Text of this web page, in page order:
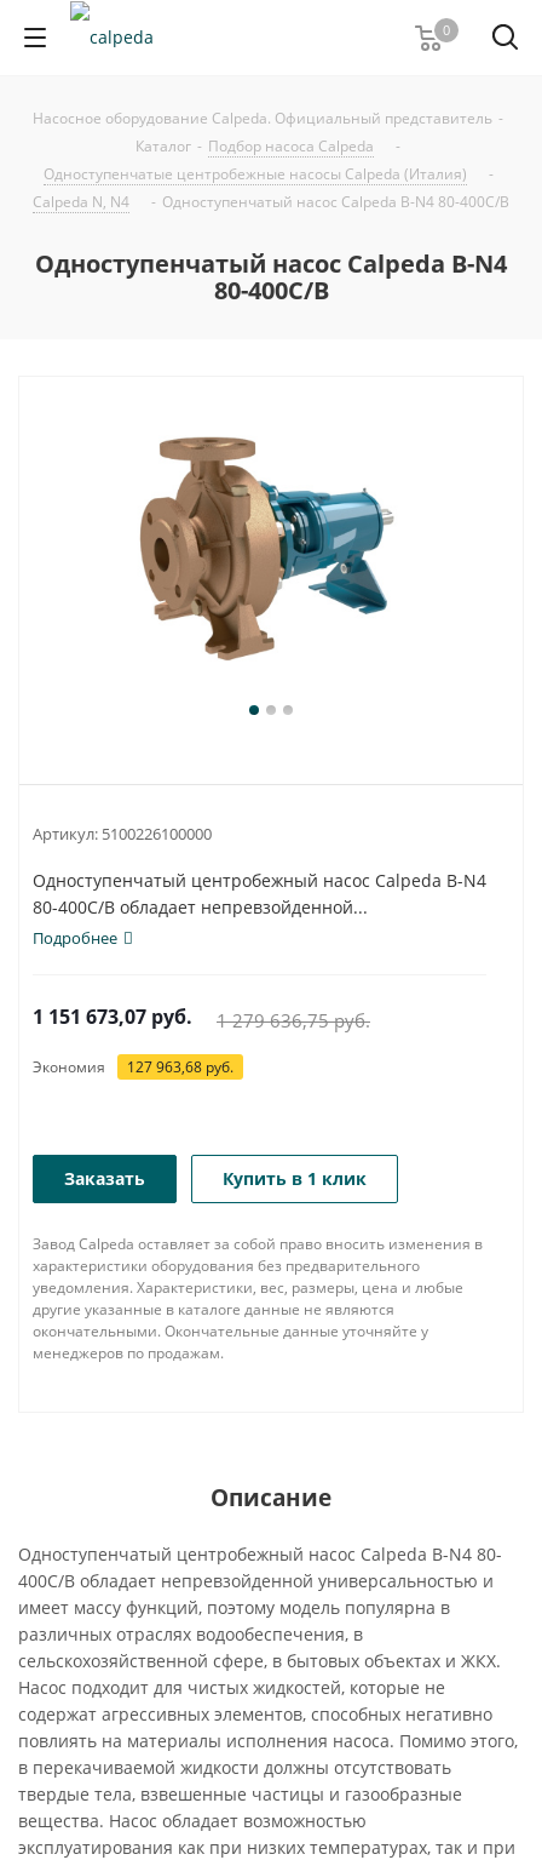
0
Насосное оборудование Calpeda. Официальный представитель -
Каталог - Подбор насоса Calpeda
-
Одноступенчатые центробежные насосы Calpeda (Италия)
-
Calpeda N, N4
- Одноступенчатый насос Calpeda B-N4 80-400C/B
Одноступенчатый насос Calpeda B-N4
80-400C/B
Артикул: 5100226100000
Одноступенчатый центробежный насос Calpeda B-N4
80-400C/B обладает непревзойденной...
Подробнее
1 151 673,07 руб. 1 279 636,75руб.
Экономия 127 963,68 руб.
Заказать Купить в 1 клик
Завод Calpeda оставляет за собой право вносить изменения в
характеристики оборудования без предварительного
уведомления. Характеристики, вес, размеры, цена и любые
другие указанные в каталоге данные не являются
окончательными. Окончательные данные уточняйте у
менеджеров по продажам.
Описание
Одноступенчатый центробежный насос Calpeda B-N4 80-
400C/B обладает непревзойденной универсальностью и
имеет массу функций, поэтому модель популярна в
различных отраслях водообеспечения, в
сельскохозяйственной сфере, в бытовых объектах и ЖКХ.
Насос подходит для чистых жидкостей, которые не
содержат агрессивных элементов, способных негативно
повлиять на материалы исполнения насоса. Помимо этого,
в перекачиваемой жидкости должны отсутствовать
твердые тела, взвешенные частицы и газообразные
вещества. Насос обладает возможностью
эксплуатирования как при низких температурах, так и при